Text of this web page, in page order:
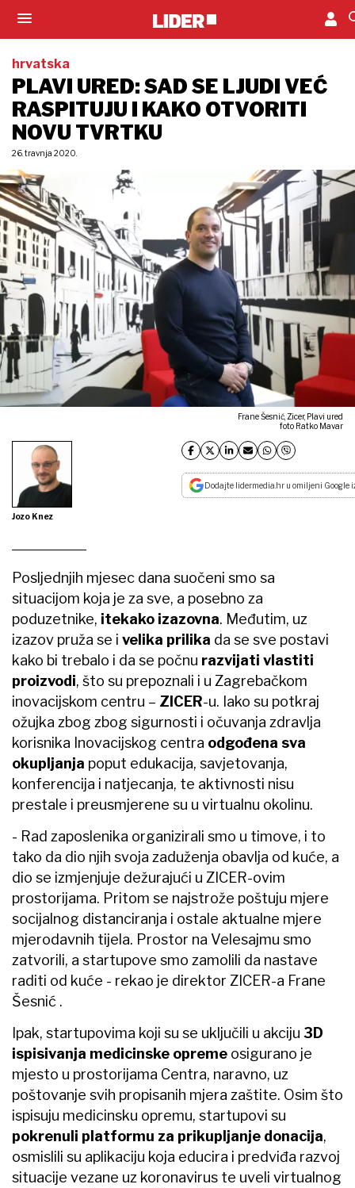
hrvatska
PLAVI URED: SAD SE LJUDI VEĆ
RASPITUJU I KAKO OTVORITI
NOVU TVRTKU
26. travnja 2020.
Frane Šesnić, Zicer, Plavi ured
foto Ratko Mavar
Jozo Knez
Dodajte lidermedia.hr u omiljeni Google
Posljednjih mjesec dana suočeni smo sa
situacijom koja je za sve, a posebno za
poduzetnike, itekako izazovna. Međutim, uz
izazov pruža se i velika prilika da se sve postavi
kako bi trebalo i da se počnu razvijati vlastiti
proizvodi, što su prepoznali i u Zagrebačkom
inovacijskom centru – ZICER-u. Iako su potkraj
ožujka zbog zbog sigurnosti i očuvanja zdravlja
korisnika Inovacijskog centra odgođena sva
okupljanja poput edukacija, savjetovanja,
konferencija i natjecanja, te aktivnosti nisu
prestale i preusmjerene su u virtualnu okolinu.
- Rad zaposlenika organizirali smo u timove, i to
tako da dio njih svoja zaduženja obavlja od kuće, a
dio se izmjenjuje dežurajući u ZICER-ovim
prostorijama. Pritom se najstrože poštuju mjere
socijalnog distanciranja i ostale aktualne mjere
mjerodavnih tijela. Prostor na Velesajmu smo
zatvorili, a startupove smo zamolili da nastave
raditi od kuće - rekao je direktor ZICER-a Frane
Šesnić ​.
Ipak, startupovima koji su se uključili u akciju 3D
ispisivanja medicinske opreme osigurano je
mjesto u prostorijama Centra, naravno, uz
poštovanje svih propisanih mjera zaštite. Osim što
ispisuju medicinsku opremu, startupovi su
pokrenuli platformu za prikupljanje donacija,
osmislili su aplikaciju koja educira i predviđa razvoj
situacije vezane uz koronavirus te uveli virtualnog